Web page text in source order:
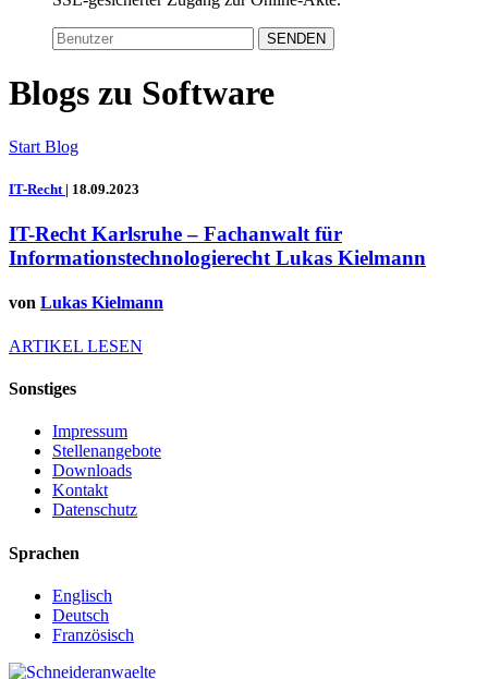
SENDEN
Blogs zu Software
Start Blog
IT-Recht | 18.09.2023
IT-Recht Karlsruhe – Fachanwalt für
Informationstechnologierecht Lukas Kielmann
von Lukas Kielmann
ARTIKEL LESEN
Sonstiges
Impressum
Stellenangebote
Downloads
Kontakt
Datenschutz
Sprachen
Englisch
Deutsch
Französisch